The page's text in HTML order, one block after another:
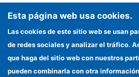
Esta página web usa cookies.
Las cookies de este sitio web se usan
de redes sociales y analizar el tráfico.
que haga del sitio web con nuestros
pueden combinarla con otra